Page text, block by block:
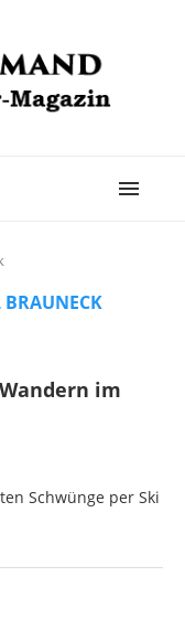
BRAUNECK
im
Schwünge per Ski